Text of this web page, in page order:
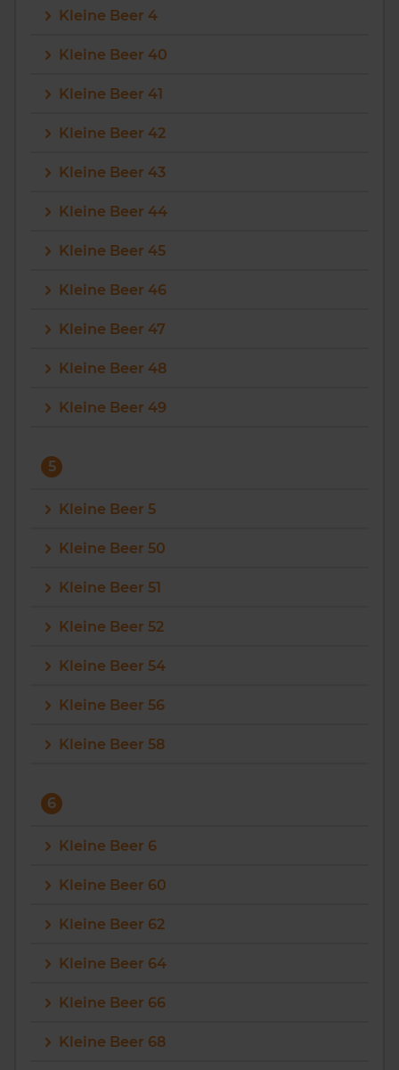
Kleine Beer 4
Kleine Beer 40
Kleine Beer 41
Kleine Beer 42
Kleine Beer 43
Kleine Beer 44
Kleine Beer 45
Kleine Beer 46
Kleine Beer 47
Kleine Beer 48
Kleine Beer 49
5
Kleine Beer 5
Kleine Beer 50
Kleine Beer 51
Kleine Beer 52
Kleine Beer 54
Kleine Beer 56
Kleine Beer 58
6
Kleine Beer 6
Kleine Beer 60
Kleine Beer 62
Kleine Beer 64
Kleine Beer 66
Kleine Beer 68